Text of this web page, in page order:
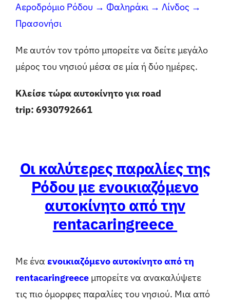
Αεροδρόμιο Ρόδου → Φαληράκι → Λίνδος →
Πρασονήσι
Με αυτόν τον τρόπο μπορείτε να δείτε μεγάλο
μέρος του νησιού μέσα σε μία ή δύο ημέρες.
Κλείσε τώρα αυτοκίνητο για road
trip: 6930792661
Οι καλύτερες παραλίες της
Ρόδου με ενοικιαζόμενο
αυτοκίνητο από την
rentacaringreece
Με ένα ενοικιαζόμενο αυτοκίνητο από τη
rentacaringreeceμπορείτε να ανακαλύψετε
τις πιο όμορφες παραλίες του νησιού. Μια από